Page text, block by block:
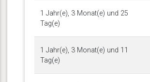
1 Jahr(e), 3 Monat(e) und 25
Tag(e)
1 Jahr(e), 3 Monat(e) und 11
Tag(e)